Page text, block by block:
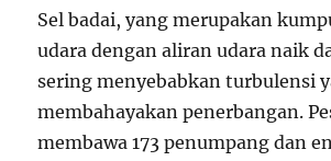
Sel badai, yang merupakan
udara dengan aliran udara naik
sering menyebabkan turbulensi
membahayakan penerbangan.
membawa 173 penumpang dan